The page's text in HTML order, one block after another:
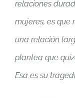
relaciones
mujeres, es que
una relación
plantea que
Esa es su